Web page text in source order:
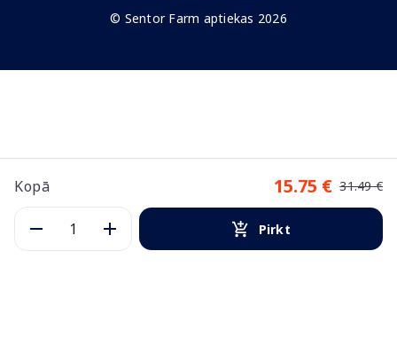
Kopā 15.75 € 31.49 €
Pirkt
© Sentor Farm aptiekas 2026